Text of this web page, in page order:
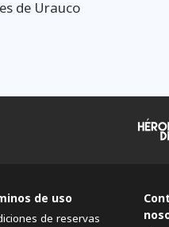
de Urauco
de uso
de reservas